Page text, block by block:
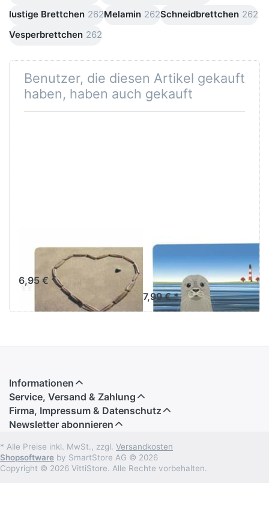
lustige Brettchen 262Melamin 262Schneidbrettchen 262
Vesperbrettchen 262
Benutzer, die diesen Artikel gekauft
haben, haben auch gekauft
Sandherz
6,95 € *
Seehund vor
Westerheversand
7,99 € *
Informationen
Service, Versand & Zahlung
Firma, Impressum & Datenschutz
Newsletter abonnieren
* Alle Preise inkl. MwSt., zzgl. Versandkosten
Shopsoftware by SmartStore AG © 2026
Copyright © 2026 VittiStore. Alle Rechte vorbehalten.